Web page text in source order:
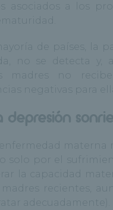
asociados a los
de países, la
no se detecta
madres no
negativas para
depresión
materna
solo por el
la capacidad
madres recientes,
adecuadamente).